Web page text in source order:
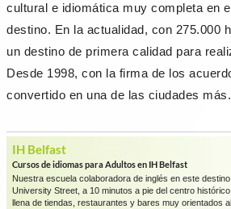
cultural e idiomática muy completa en
destino. En la actualidad, con 275.000
un destino de primera calidad para
Desde 1998, con la firma de los
convertido en una de las ciudades
IH Belfast
Cursos de idiomas para Adultos en IH Belfast
Nuestra escuela colaboradora de inglés en este
University Street, a 10 minutos a pie del centro
llena de tiendas, restaurantes y bares muy orientados